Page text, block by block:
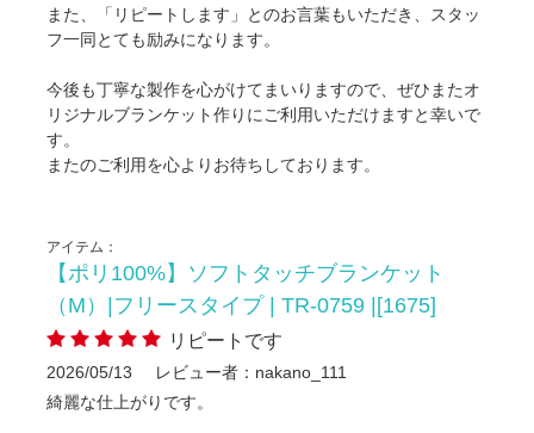
また、「リピートします」とのお言葉もいただき、スタッ
フ一同とても励みになります。
今後も丁寧な製作を心がけてまいりますので、ぜひまたオ
リジナルブランケット作りにご利用いただけますと幸いで
す。
またのご利用を心よりお待ちしております。
アイテム：
【ポリ100%】ソフトタッチブランケット
（M）|フリースタイプ | TR-0759 |[1675]
リピートです
2026/05/13
レビュー者：nakano_111
綺麗な仕上がりです。